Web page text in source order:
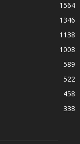
1564
1346
1138
1008
589
522
458
338